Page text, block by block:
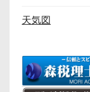
天気図